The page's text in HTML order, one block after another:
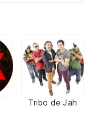
Tribo de Jah